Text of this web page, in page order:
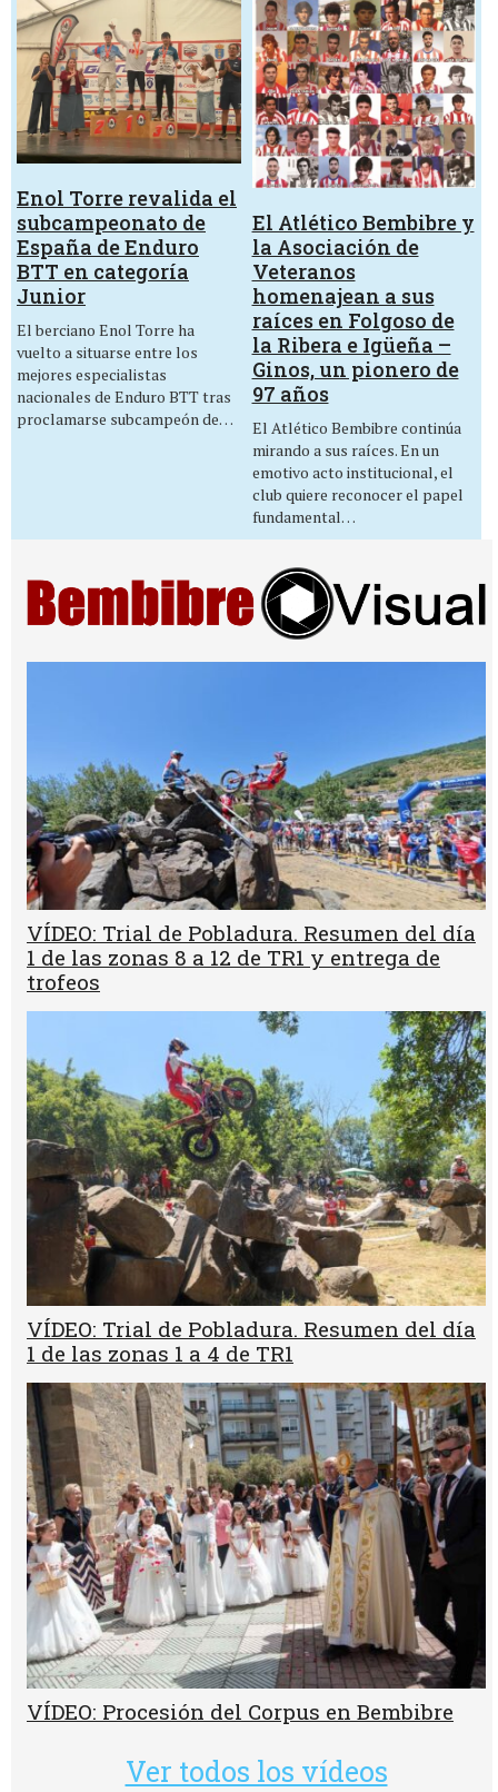
Enol Torre revalida el
subcampeonato de
España de Enduro
BTT en categoría
Junior
El berciano Enol Torre ha
vuelto a situarse entre los
mejores especialistas
nacionales de Enduro BTT tras
proclamarse subcampeón de…
El Atlético Bembibre y
la Asociación de
Veteranos
homenajean a sus
raíces en Folgoso de
la Ribera e Igüeña –
Ginos, un pionero de
97 años
El Atlético Bembibre continúa
mirando a sus raíces. En un
emotivo acto institucional, el
club quiere reconocer el papel
fundamental…
VÍDEO: Trial de Pobladura. Resumen del día
1 de las zonas 8 a 12 de TR1 y entrega de
trofeos
VÍDEO: Trial de Pobladura. Resumen del día
1 de las zonas 1 a 4 de TR1
VÍDEO: Procesión del Corpus en Bembibre
Ver todos los vídeos